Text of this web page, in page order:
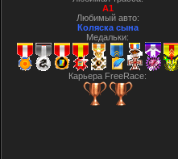
A1
Любимый авто:
Коляска сына
Медальки:
Карьера FreeRace: